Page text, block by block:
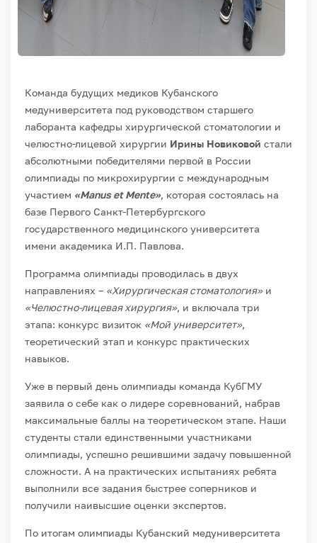
Команда будущих медиков Кубанского
медуниверситета под руководством старшего
лаборанта кафедры хирургической стоматологии и
челюстно-лицевой хирургии Ирины Новиковой стали
абсолютными победителями первой в России
олимпиады по микрохирургии с международным
участием «Manus et Mente», которая состоялась на
базе Первого Санкт-Петербургского
государственного медицинского университета
имени академика И.П. Павлова.
Программа олимпиады проводилась в двух
направлениях – «Хирургическая стоматология» и
«Челюстно-лицевая хирургия», и включала три
этапа: конкурс визиток «Мой университет»,
теоретический этап и конкурс практических
навыков.
Уже в первый день олимпиады команда КубГМУ
заявила о себе как о лидере соревнований, набрав
максимальные баллы на теоретическом этапе. Наши
студенты стали единственными участниками
олимпиады, успешно решившими задачу повышенной
сложности. А на практических испытаниях ребята
выполнили все задания быстрее соперников и
получили наивысшие оценки экспертов.
По итогам олимпиады Кубанский медуниверситета